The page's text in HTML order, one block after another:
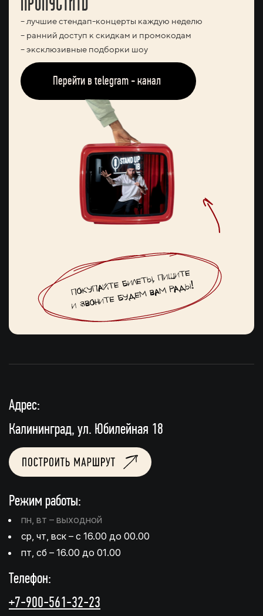
– лучшие стендап-концерты каждую неделю
– ранний доступ к скидкам и промокодам
– эксклюзивные подборки шоу
Перейти в telegram - канал
Адрес:
Калининград, ул. Юбилейная 18
Режим работы:
пн, вт – выходной
ср, чт, вск – с 16.00 до 00.00
пт, сб – 16.00 до 01.00
Телефон:
+7-900-561-32-23